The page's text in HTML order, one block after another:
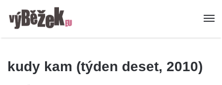
kudy kam (týden deset, 2010)